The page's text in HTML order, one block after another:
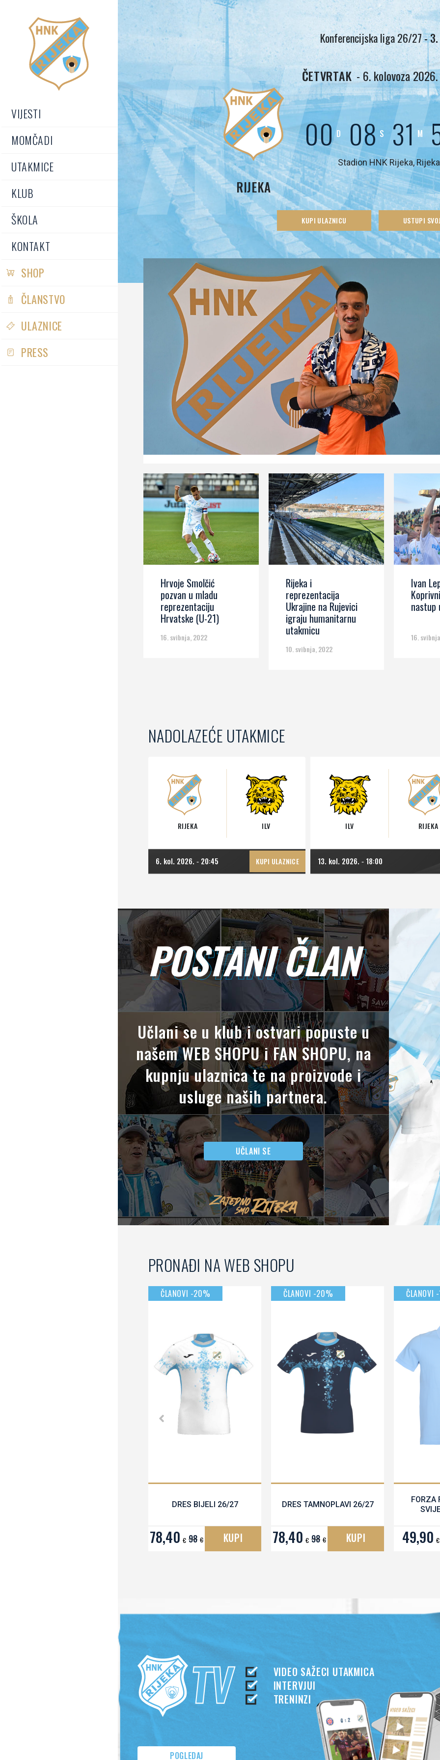
VIJESTI
MOMČADI
UTAKMICE
KLUB
ŠKOLA
KONTAKT
SHOP
ČLANSTVO
ULAZNICE
PRESS
Konferencijska liga 26/27-
ČETVRTAK - 6. kolovoza
RIJEKA
00 D 08 S 31 M
Stadion HNK Rijeka, Rijeka
KUPI ULAZNICU USTUPI
Hrvoje Smolčić
pozvan u mladu
reprezentaciju
Hrvatske (U-21)
16. svibnja, 2022
Rijeka i
reprezentacija
Ukrajine na Rujevici
igraju humanitarnu
utakmicu
10. svibnja, 2022
Ivan
nastup
16.
NADOLAZEĆE UTAKMICE
RIJEKA ILV
6. kol. 2026. - 20:45 KUPI ULAZNICE
ILV RIJEKA
13. kol. 2026. - 18:00
POSTANI ČLAN
POSTANI ČLAN
Učlani se u klub i ostvari popuste u
našem WEB SHOPU i FAN SHOPU, na
kupnju ulaznica te na proizvode i
usluge naših partnera.
UČLANI SE
PRONAĐI NA WEB SHOPU
ČLANOVI -20%
DRES BIJELI 26/27
€
78,40 €
98 KUPI
ČLANOVI -20%
DRES TAMNOPLAVI 26/27
€
78,40 €
98 KUPI
ČLANOVI
FORZA
€
49,90
VIDEO SAŽECI UTAKMICA
INTERVJUI
TRENINZI